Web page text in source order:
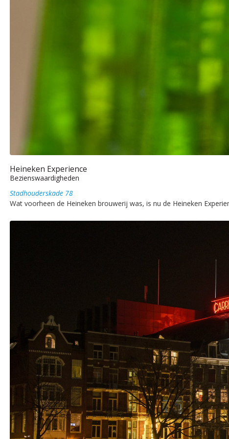
Heineken Experience
Bezienswaardigheden
Stadhouderskade 78
Wat voorheen de Heineken brouwerij was, is nu de Heineken